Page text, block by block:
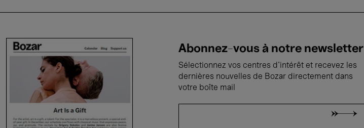
Abonnez-vous à notre newsletter
Sélectionnez vos centres d'intérêt et recevez les
dernières nouvelles de Bozar directement dans
votre boîte mail